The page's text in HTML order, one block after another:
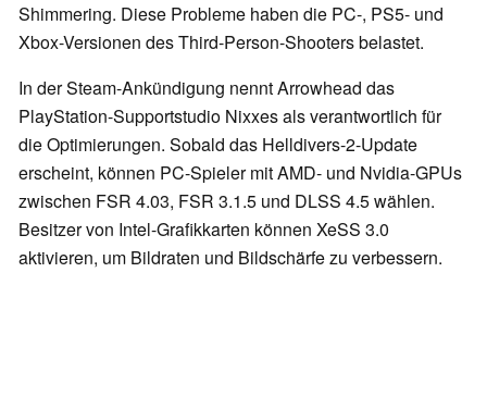
Shimmering. Diese Probleme haben die PC-, PS5- und
Xbox-Versionen des Third-Person-Shooters belastet.
In der Steam-Ankündigung nennt Arrowhead das
PlayStation-Supportstudio Nixxes als verantwortlich für
die Optimierungen. Sobald das Helldivers-2-Update
erscheint, können PC-Spieler mit AMD- und Nvidia-GPUs
zwischen FSR 4.03, FSR 3.1.5 und DLSS 4.5 wählen.
Besitzer von Intel-Grafikkarten können XeSS 3.0
aktivieren, um Bildraten und Bildschärfe zu verbessern.